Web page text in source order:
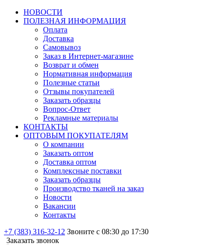
НОВОСТИ
ПОЛЕЗНАЯ ИНФОРМАЦИЯ
Оплата
Доставка
Самовывоз
Заказ в Интернет-магазине
Возврат и обмен
Нормативная информация
Полезные статьи
Отзывы покупателей
Заказать образцы
Вопрос-Ответ
Рекламные материалы
КОНТАКТЫ
ОПТОВЫМ ПОКУПАТЕЛЯМ
О компании
Заказать оптом
Доставка оптом
Комплексные поставки
Заказать образцы
Производство тканей на заказ
Новости
Вакансии
Контакты
+7 (383) 316-32-12 Звоните с 08:30 до 17:30
Заказать звонок